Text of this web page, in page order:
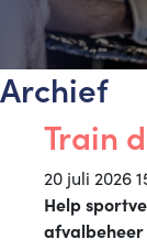
Archief
Train
20 juli 2026
Help
afvalbeheer